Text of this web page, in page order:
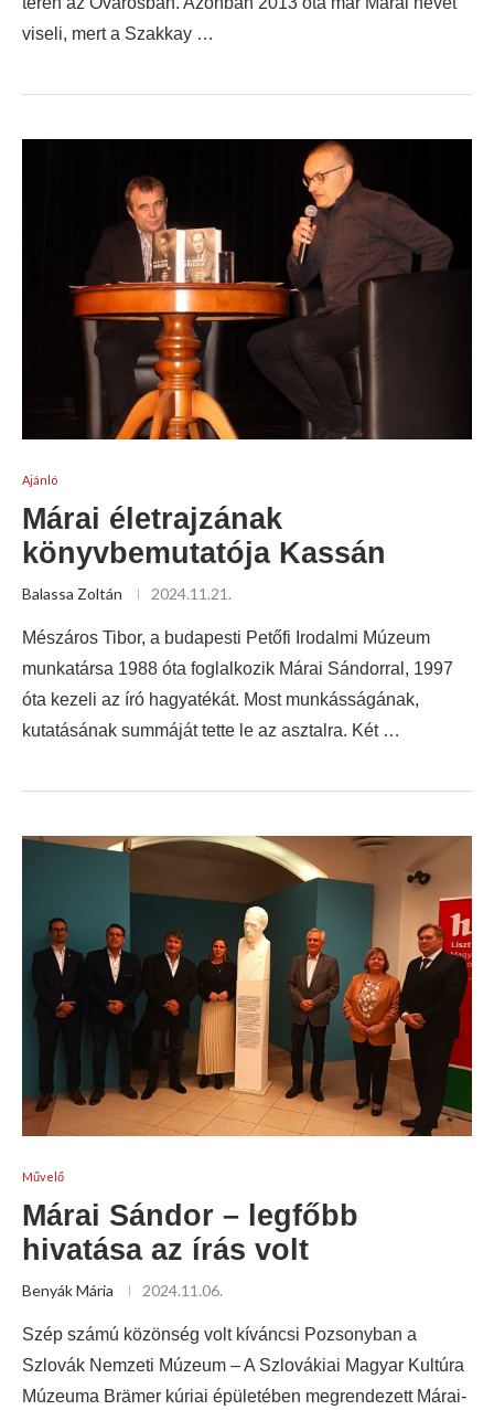
viseli, mert a Szakkay …
Ajánló
Márai életrajzának
könyvbemutatója Kassán
Balassa Zoltán 2024.11.21.
Mészáros Tibor, a budapesti Petőfi Irodalmi Múzeum
munkatársa 1988 óta foglalkozik Márai Sándorral, 1997
óta kezeli az író hagyatékát. Most munkásságának,
kutatásának summáját tette le az asztalra. Két …
Művelő
Márai Sándor – legfőbb
hivatása az írás volt
Benyák Mária 2024.11.06.
Szép számú közönség volt kíváncsi Pozsonyban a
Szlovák Nemzeti Múzeum – A Szlovákiai Magyar Kultúra
Múzeuma Brämer kúriai épületében megrendezett Márai-